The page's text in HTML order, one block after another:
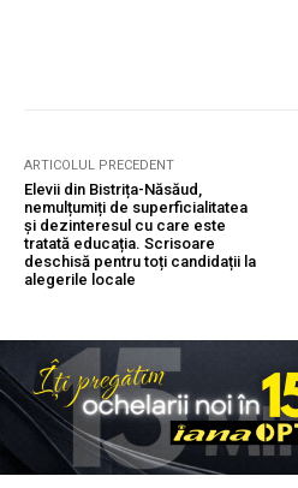
ARTICOLUL PRECEDENT
Elevii din Bistrița-Năsăud,
nemulțumiți de superficialitatea
și dezinteresul cu care este
tratată educația. Scrisoare
deschisă pentru toți candidații la
alegerile locale